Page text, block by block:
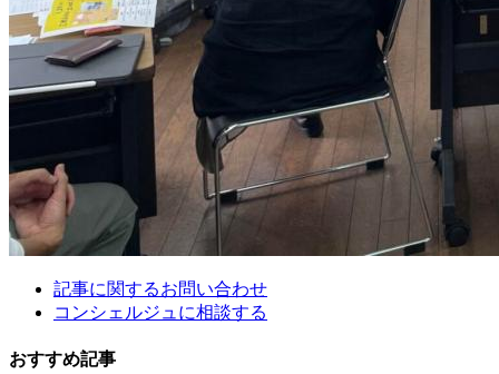
記事に関するお問い合わせ
コンシェルジュに相談する
おすすめ記事